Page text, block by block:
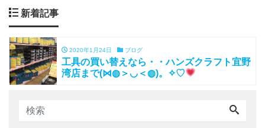
新着記事
2020年1月24日 ブログ
工具の買い替えなら・・ハンズクラフト宜野
湾店まで(⋈◍＞◡＜◍)。✧♡